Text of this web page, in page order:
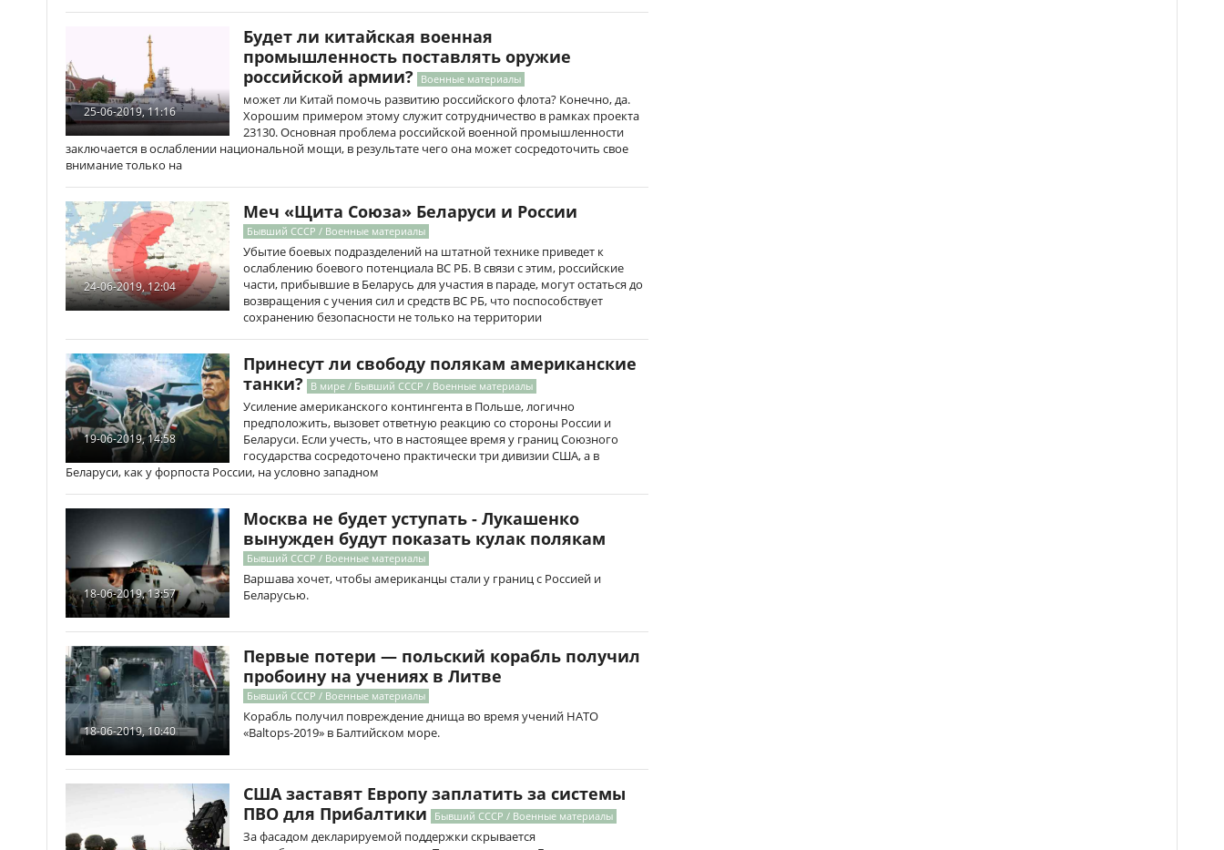
25-06-2019, 11:16
Будет ли китайская военная
промышленность поставлять оружие
российской армии?
Военные материалы
может ли Китай помочь развитию российского флота? Конечно, да.
Хорошим примером этому служит сотрудничество в рамках проекта
23130. Основная проблема российской военной промышленности
заключается в ослаблении национальной мощи, в результате чего она может сосредоточить свое
внимание только на
24-06-2019, 12:04
Меч «Щита Союза» Беларуси и России
Бывший СССР / Военные материалы
Убытие боевых подразделений на штатной технике приведет к
ослаблению боевого потенциала ВС РБ. В связи с этим, российские
части, прибывшие в Беларусь для участия в параде, могут остаться до
возвращения с учения сил и средств ВС РБ, что поспособствует
сохранению безопасности не только на территории
19-06-2019, 14:58
Принесут ли свободу полякам американские
танки?
В мире / Бывший СССР / Военные материалы
Усиление американского контингента в Польше, логично
предположить, вызовет ответную реакцию со стороны России и
Беларуси. Если учесть, что в настоящее время у границ Союзного
государства сосредоточено практически три дивизии США, а в
Беларуси, как у форпоста России, на условно западном
18-06-2019, 13:57
Москва не будет уступать - Лукашенко
вынужден будут показать кулак полякам
Бывший СССР / Военные материалы
Варшава хочет, чтобы американцы стали у границ с Россией и
Беларусью.
18-06-2019, 10:40
Первые потери — польский корабль получил
пробоину на учениях в Литве
Бывший СССР / Военные материалы
Корабль получил повреждение днища во время учений НАТО
«Baltops-2019» в Балтийском море.
США заставят Европу заплатить за системы
ПВО для Прибалтики
Бывший СССР / Военные материалы
За фасадом декларируемой поддержки скрывается